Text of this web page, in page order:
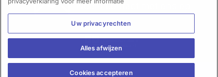
Neem contact met ons op
Uw privacyrechten
Alles afwijzen
Cookies accepteren